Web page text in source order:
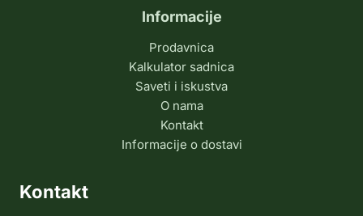
Informacije
Prodavnica
Kalkulator sadnica
Saveti i iskustva
O nama
Kontakt
Informacije o dostavi
Kontakt